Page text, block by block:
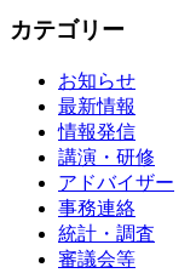
カテゴリー
お知らせ
最新情報
情報発信
講演・研修
アドバイザー
事務連絡
統計・調査
審議会等